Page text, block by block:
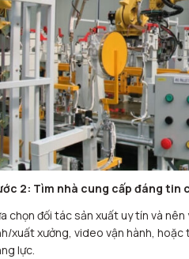
2: Tìm nhà cung cấp đáng tin
chọn đối tác sản xuất uy tín và
xuất xưởng, video vận hành, hoặc
lực.